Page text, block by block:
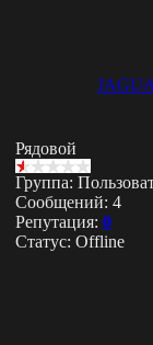
Рядовой
Группа:
Сообщений: 4
Репутация: 0
Статус: Offline